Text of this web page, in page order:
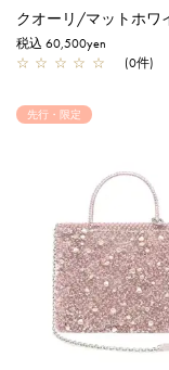
税込 60,500yen
☆ ☆ ☆ ☆ ☆ (0件)
先行・限定